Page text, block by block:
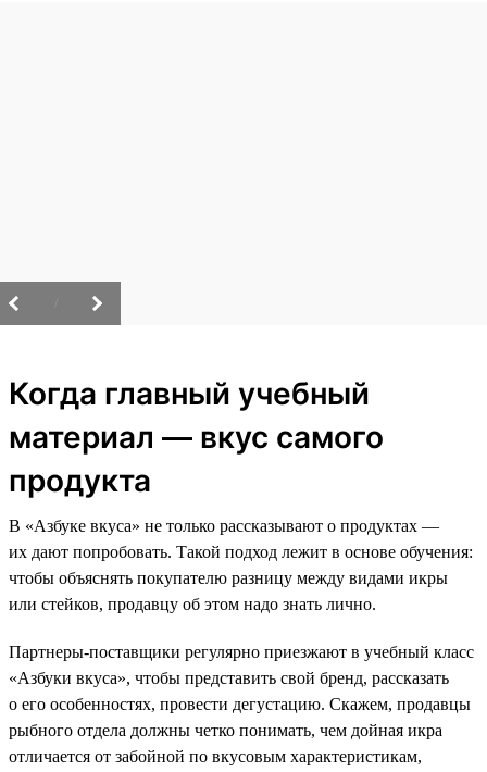
Когда главный учебный
материал — вкус самого
продукта
В «Азбуке вкуса» не только рассказывают о продуктах —
их дают попробовать. Такой подход лежит в основе обучения:
чтобы объяснять покупателю разницу между видами икры
или стейков, продавцу об этом надо знать лично.
Партнеры-поставщики регулярно приезжают в учебный класс
«Азбуки вкуса», чтобы представить свой бренд, рассказать
о его особенностях, провести дегустацию. Скажем, продавцы
рыбного отдела должны четко понимать, чем дойная икра
отличается от забойной по вкусовым характеристикам,